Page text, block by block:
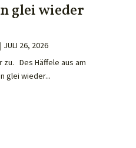
glei wieder
| JULI 26, 2026
zu. Des Häffele aus am
glei wieder...